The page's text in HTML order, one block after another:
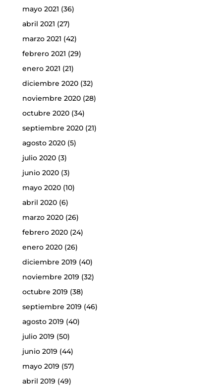
mayo 2021 (36)
abril 2021 (27)
marzo 2021 (42)
febrero 2021 (29)
enero 2021 (21)
diciembre 2020(32)
noviembre 2020(28)
octubre 2020(34)
septiembre 2020(21)
agosto 2020(5)
julio 2020(3)
junio 2020(3)
mayo 2020(10)
abril 2020(6)
marzo 2020(26)
febrero 2020(24)
enero 2020(26)
diciembre 2019 (40)
noviembre 2019 (32)
octubre 2019 (38)
septiembre 2019 (46)
agosto 2019 (40)
julio 2019 (50)
junio 2019 (44)
mayo 2019 (57)
abril 2019 (49)